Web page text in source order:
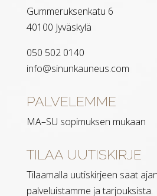
Gummeruksenkatu 6
40100 Jyväskylä
050 502 0140
info@sinunkauneus.com
PALVELEMME
MA–SU sopimuksen mukaan
TILAA UUTISKIRJE
Tilaamalla uutiskirjeen saat
palveluistamme ja tarjouksista.